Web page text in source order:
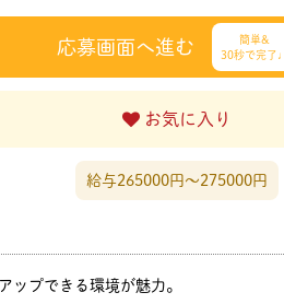
応募画面へ進む
簡単&
30秒で完了♩
お気に入り
給与265000円〜275000円
ップできる環境が魅力。